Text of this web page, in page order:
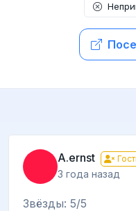
A.ernst
3 года назад
Звёзды: 5/5